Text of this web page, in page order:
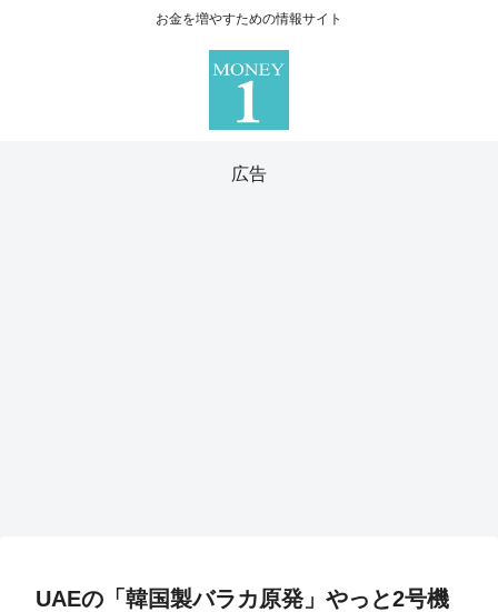
お金を増やすための情報サイト
広告
UAEの「韓国製バラカ原発」やっと2号機